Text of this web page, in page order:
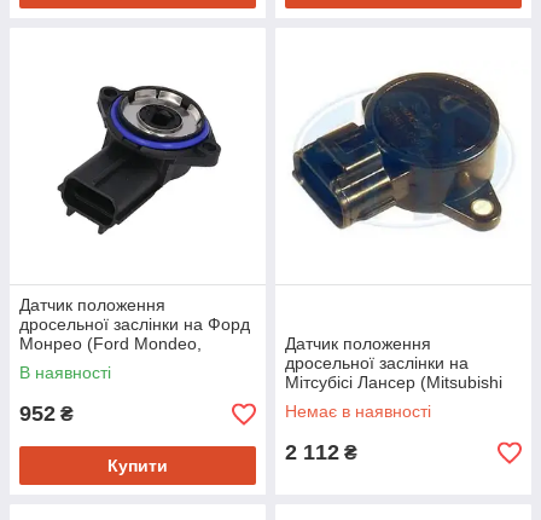
Датчик положення
дросельної заслінки на Форд
Монрео (Ford Mondeo,
Focus, Transit, Fiesta) Delphi
SS1052812B1
В наявності
952 ₴
Купити
Датчик положення
дросельної заслінки на
Мітсубісі Лансер (Mitsubishi
Lancer, Outlander, Galant) Era
550439
Немає в наявності
2 112 ₴